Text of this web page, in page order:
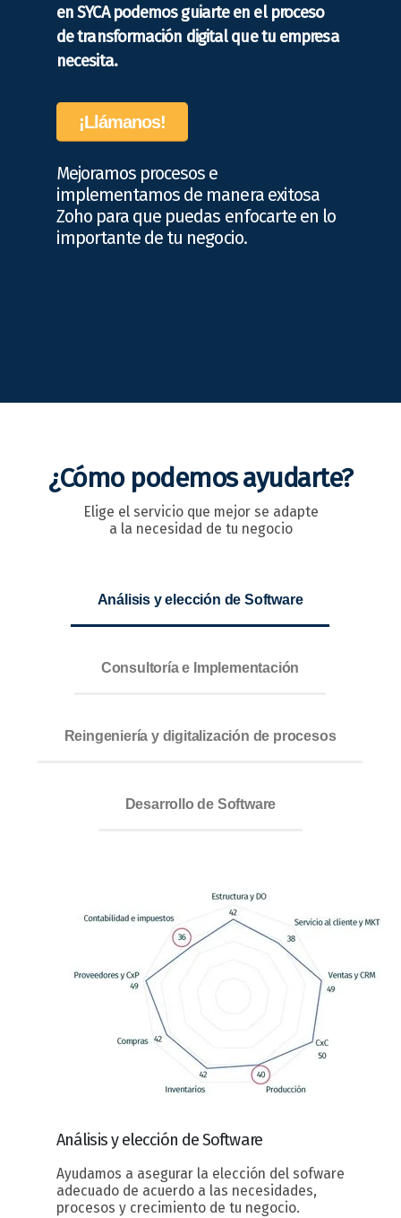
en SYCA podemos guiarte en el proceso
de transformación digital que tu empresa
necesita.
¡Llámanos!
Mejoramos procesos e
implementamos de manera exitosa
Zoho para que puedas enfocarte en lo
importante de tu negocio.
¿Cómo podemos ayudarte?
Elige el servicio que mejor se adapte
a la necesidad de tu negocio
Análisis y elección de Software
Consultoría e Implementación
Reingeniería y digitalización de procesos
Desarrollo de Software
Análisis y elección de Software
Ayudamos a asegurar la elección del sofware
adecuado de acuerdo a las necesidades,
procesos y crecimiento de tu negocio.